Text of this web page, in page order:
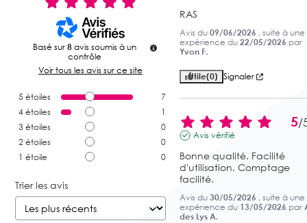
Basé sur 8 avis soumis à un
contrôle
Voir tous les avis sur ce site
5 étoiles
7
4 étoiles
1
3 étoiles
0
2 étoiles
0
1 étoile 0
Trier les avis
RAS
Avis du 09/06/2026 , suite à une
expérience du 22/05/2026 par
Yvon F.
Utile(0) Signaler
5/
Avis vérifié
Bonne qualité. Facilité
d'utilisation. Comptage
facilité.
Avis du 30/05/2026 , suite à une
expérience du 13/05/2026 par
des Lys A.